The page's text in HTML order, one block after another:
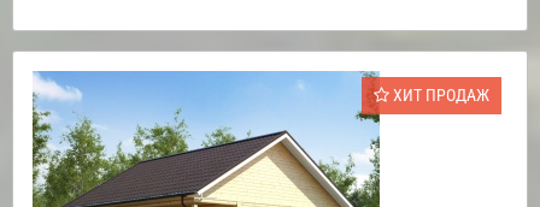
ХИТ ПРОДАЖ